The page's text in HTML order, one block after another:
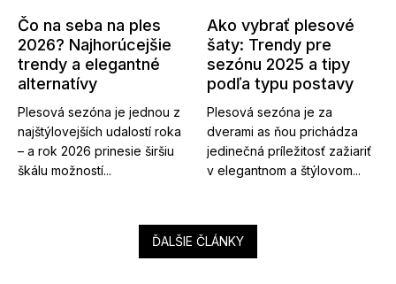
Čo na seba na ples
2026? Najhorúcejšie
trendy a elegantné
alternatívy
Plesová sezóna je jednou z
najštýlovejších udalostí roka
– a rok 2026 prinesie širšiu
škálu možností...
Ako vybrať plesové
šaty: Trendy pre
sezónu 2025 a tipy
podľa typu postavy
Plesová sezóna je za
dverami as ňou prichádza
jedinečná príležitosť zažiariť
v elegantnom a štýlovom...
ĎALŠIE ČLÁNKY